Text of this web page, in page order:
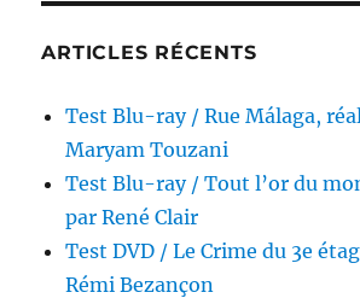
ARTICLES RÉCENTS
Test Blu-ray / Rue Málaga,
Maryam Touzani
Test Blu-ray / Tout l’or du
par René Clair
Test DVD / Le Crime du 3e
Rémi Bezançon